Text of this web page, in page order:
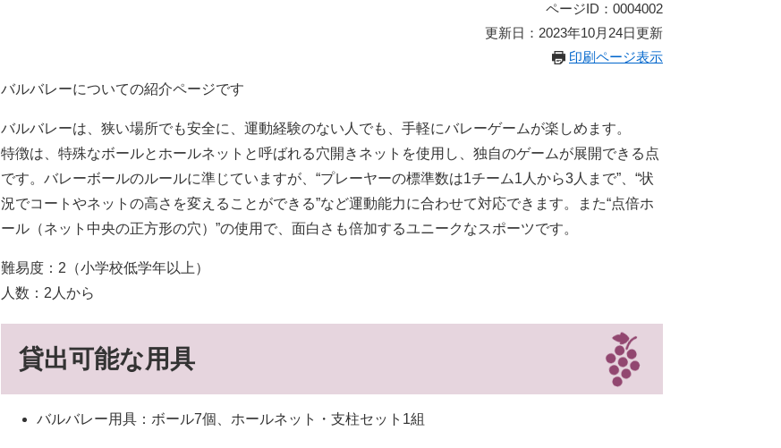
ページID：0004002
更新日：2023年10月24日更新
印刷ページ表示
バルバレーについての紹介ページです
バルバレーは、狭い場所でも安全に、運動経験のない人でも、手軽にバレーゲームが楽しめます。
特徴は、特殊なボールとホールネットと呼ばれる穴開きネットを使用し、独自のゲームが展開できる点
です。バレーボールのルールに準じていますが、“プレーヤーの標準数は1チーム1人から3人まで”、“状
況でコートやネットの高さを変えることができる”など運動能力に合わせて対応できます。また“点倍ホ
ール（ネット中央の正方形の穴）”の使用で、面白さも倍加するユニークなスポーツです。
難易度：2（小学校低学年以上）
人数：2人から
貸出可能な用具
バルバレー用具：ボール7個、ホールネット・支柱セット1組